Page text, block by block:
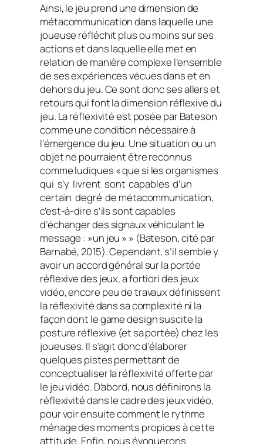
Ainsi, le jeu prend une dimension de
métacommunication dans laquelle une
joueuse réfléchit plus ou moins sur ses
actions et dans laquelle elle met en
relation de manière complexe l’ensemble
de ses expériences vécues dans et en
dehors du jeu. Ce sont donc ses allers et
retours qui font la dimension réflexive du
jeu. La réflexivité est posée par Bateson
comme une condition nécessaire à
l’émergence du jeu. Une situation ou un
objet ne pourraient être reconnus
comme ludiques « que si les organismes
qui s’y livrent sont capables d’un
certain degré de métacommunication,
c’est-à-dire s’ils sont capables
d’échanger des signaux véhiculant le
message : »un jeu » » (Bateson, cité par
Barnabé, 2015). Cependant, s’il semble y
avoir un accord général sur la portée
réflexive des jeux,a fortiorides jeux
vidéo, encore peu de travaux définissent
la réflexivité dans sa complexité ni la
façon dont legame designsuscite la
posture réflexive (et sa portée) chez les
joueuses. Il s’agit donc d’élaborer
quelques pistes permettant de
conceptualiser la réflexivité offerte par
le jeu vidéo. D’abord, nous définirons la
réflexivité dans le cadre des jeux vidéo,
pour voir ensuite comment le rythme
ménage des moments propices à cette
attitude. Enfin, nous évoquerons